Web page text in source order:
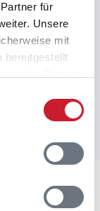
für
Unsere
mit
bereitgestellt